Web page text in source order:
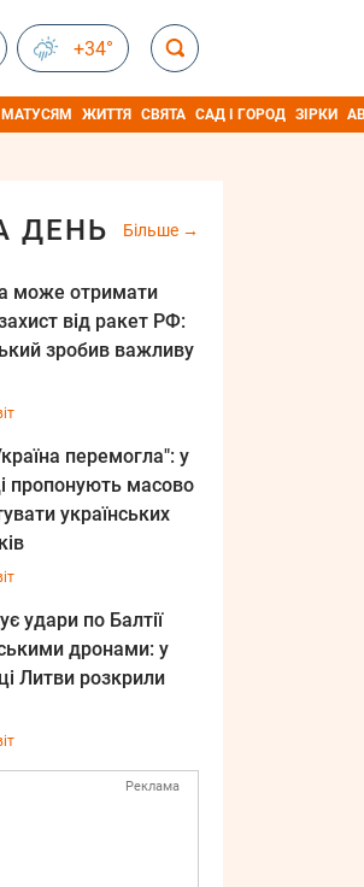
+34°
МАТУСЯМ ЖИТТЯ СВЯТА САД І ГОРОД ЗІРКИ
ДЕНЬ Більше
може отримати
від ракет РФ:
зробив важливу
перемогла": у
пропонують масово
українських
удари по Балтії
дронами: у
Литви розкрили
Реклама